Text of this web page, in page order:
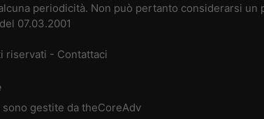
periodicità. Non può pertanto considerarsi un
07.03.2001
riservati - Contattaci
gestite da theCoreAdv